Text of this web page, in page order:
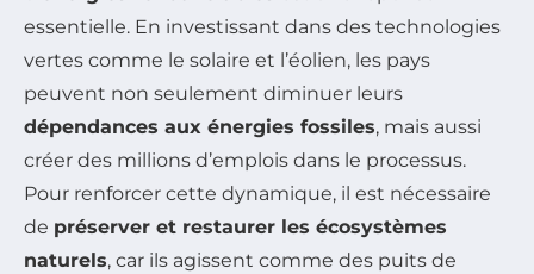
essentielle. En investissant dans des technologies
vertes comme le solaire et l’éolien, les pays
peuvent non seulement diminuer leurs
dépendances aux énergies fossiles, mais aussi
créer des millions d’emplois dans le processus.
Pour renforcer cette dynamique, il est nécessaire
de préserver et restaurer les écosystèmes
naturels, car ils agissent comme des puits de